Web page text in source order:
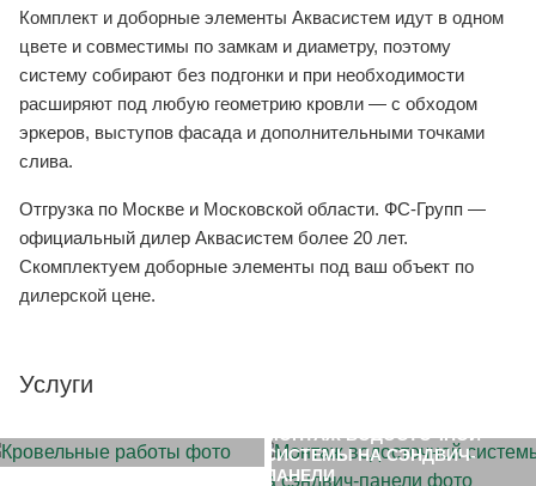
Комплект и доборные элементы Аквасистем идут в одном
цвете и совместимы по замкам и диаметру, поэтому
систему собирают без подгонки и при необходимости
расширяют под любую геометрию кровли — с обходом
эркеров, выступов фасада и дополнительными точками
слива.
Отгрузка по Москве и Московской области. ФС-Групп —
официальный дилер Аквасистем более 20 лет.
Скомплектуем доборные элементы под ваш объект по
дилерской цене.
Услуги
МОНТАЖ ВОДОСТОЧНОЙ
СИСТЕМЫ НА СЭНДВИЧ-
ПАНЕЛИ
ЗАМЕР ОБЪЕКТА